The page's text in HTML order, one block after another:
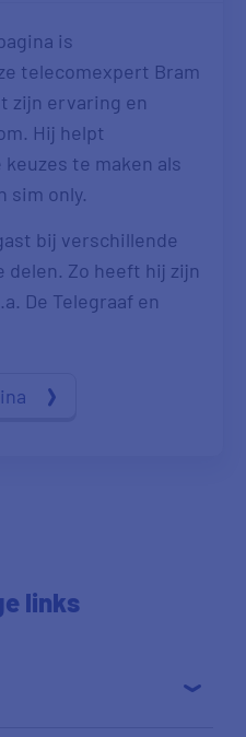
is
telecomexpert Bram
zijn ervaring en
Hij helpt
te maken als
sim only.
bij verschillende
delen. Zo heeft hij zijn
De Telegraaf en
links